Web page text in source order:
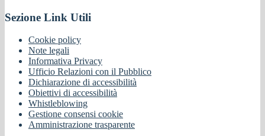
Sezione Link Utili
Cookie policy
Note legali
Informativa Privacy
Ufficio Relazioni con il Pubblico
Dichiarazione di accessibilità
Obiettivi di accessibilità
Whistleblowing
Gestione consensi cookie
Amministrazione trasparente